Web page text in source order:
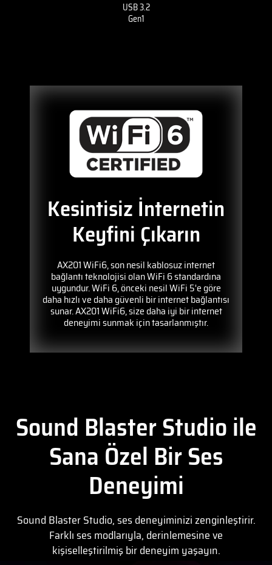
USB 3.2
Gen1
Kesintisiz İnternetin
Keyfini Çıkarın
AX201 WiFi6, son nesil kablosuz internet
bağlantı teknolojisi olan WiFi 6 standardına
uygundur. WiFi 6, önceki nesil WiFi 5'e göre
daha hızlı ve daha güvenli bir internet bağlantısı
sunar. AX201 WiFi6, size daha iyi bir internet
deneyimi sunmak için tasarlanmıştır.
Sound Blaster Studio ile
Sana Özel Bir Ses
Deneyimi
Sound Blaster Studio, ses deneyiminizi zenginleştirir.
Farklı ses modlarıyla, derinlemesine ve
kişiselleştirilmiş bir deneyim yaşayın.